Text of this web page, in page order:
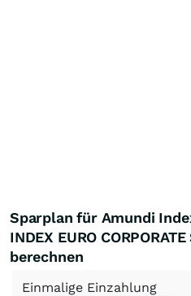
Sparplan für Amundi
INDEX EURO
berechnen
Einmalige Einzahlung